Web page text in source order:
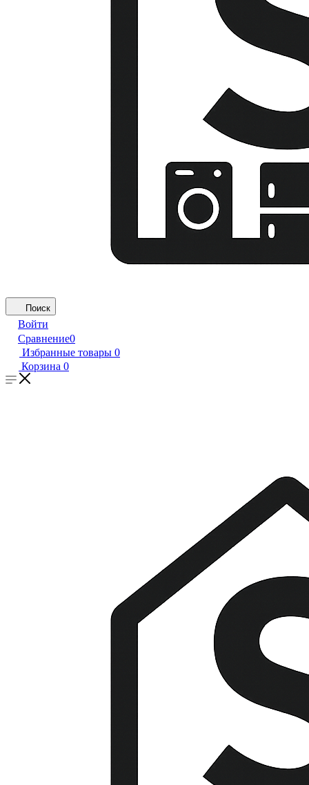
Поиск
Войти
Сравнение0
Избранные товары 0
Корзина 0